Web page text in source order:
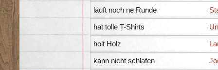
läuft noch ne Runde
hat tolle T-Shirts
holt Holz
kann nicht schlafen